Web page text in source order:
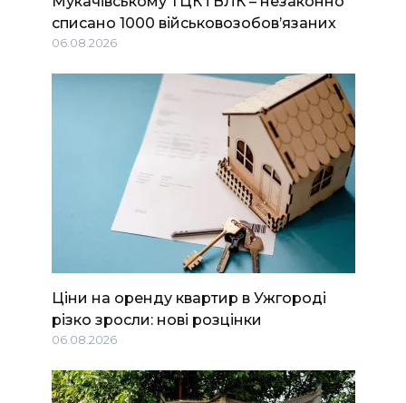
списано 1000 військовозобов’язаних
06.08.2026
Ціни на оренду квартир в Ужгороді
різко зросли: нові розцінки
06.08.2026